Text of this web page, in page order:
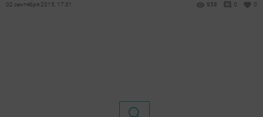
02 сентября 2015, 17:31 958 0 0